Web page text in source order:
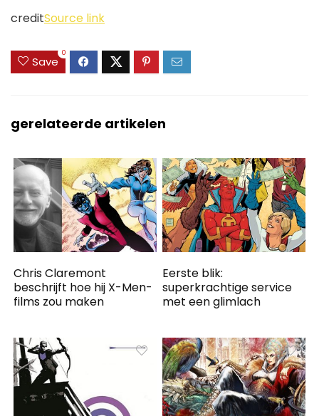
creditSource link
Save
0
gerelateerde artikelen
Chris Claremont
beschrijft hoe hij X-Men-
films zou maken
Eerste blik:
superkrachtige service
met een glimlach